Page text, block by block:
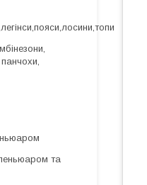
панчохи,
та